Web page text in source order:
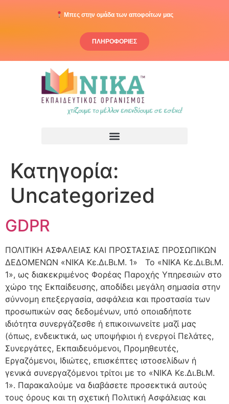
Μπες στην ομάδα των αποφοίτων μας
ΠΛΗΡΟΦΟΡΙΕΣ
Κατηγορία:
Uncategorized
GDPR
ΠΟΛΙΤΙΚΗ ΑΣΦΑΛΕΙΑΣ ΚΑΙ ΠΡΟΣΤΑΣΙΑΣ ΠΡΟΣΩΠΙΚΩΝ
ΔΕΔΟΜΕΝΩΝ «ΝΙΚΑ Κε.Δι.Βι.Μ. 1» Το «ΝΙΚΑ Κε.Δι.Βι.Μ.
1», ως διακεκριμένος Φορέας Παροχής Υπηρεσιών στο
χώρο της Εκπαίδευσης, αποδίδει μεγάλη σημασία στην
σύννομη επεξεργασία, ασφάλεια και προστασία των
προσωπικών σας δεδομένων, υπό οποιαδήποτε
ιδιότητα συνεργάζεσθε ή επικοινωνείτε μαζί μας
(όπως, ενδεικτικά, ως υποψήφιοι ή ενεργοί Πελάτες,
Συνεργάτες, Εκπαιδευόμενοι, Προμηθευτές,
Εργαζόμενοι, Ιδιώτες, επισκέπτες ιστοσελίδων ή
γενικά συνεργαζόμενοι τρίτοι με το «ΝΙΚΑ Κε.Δι.Βι.Μ.
1». Παρακαλούμε να διαβάσετε προσεκτικά αυτούς
τους όρους και τη σχετική Πολιτική Ασφάλειας και